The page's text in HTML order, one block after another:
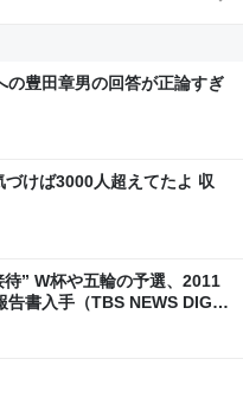
の豊田章男の回答が正論すぎ
けば3000人超えてたよ 収
” W杯や五輪の予選、2011
書入手（TBS NEWS DIG